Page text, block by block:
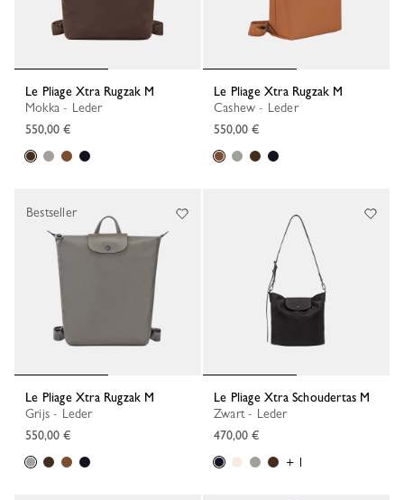
Le Pliage Xtra Rugzak M
Mokka - Leder
550,00 €
Le Pliage Xtra Rugzak M
Cashew - Leder
550,00 €
Le Pliage Xtra Rugzak M
Grijs - Leder
550,00 €
Bestseller
Le Pliage Xtra Schoudertas M
Zwart - Leder
470,00 €
+ 1